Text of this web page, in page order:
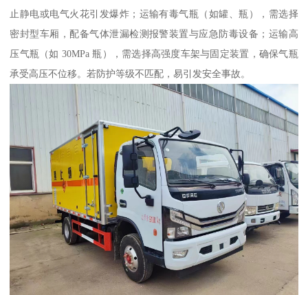
止静电或电气火花引发爆炸；运输有毒气瓶（如罐、瓶），需选择
密封型车厢，配备气体泄漏检测报警装置与应急防毒设备；运输高
压气瓶（如 30MPa 瓶），需选择高强度车架与固定装置，确保气瓶
承受高压不位移。若防护等级不匹配，易引发安全事故。​